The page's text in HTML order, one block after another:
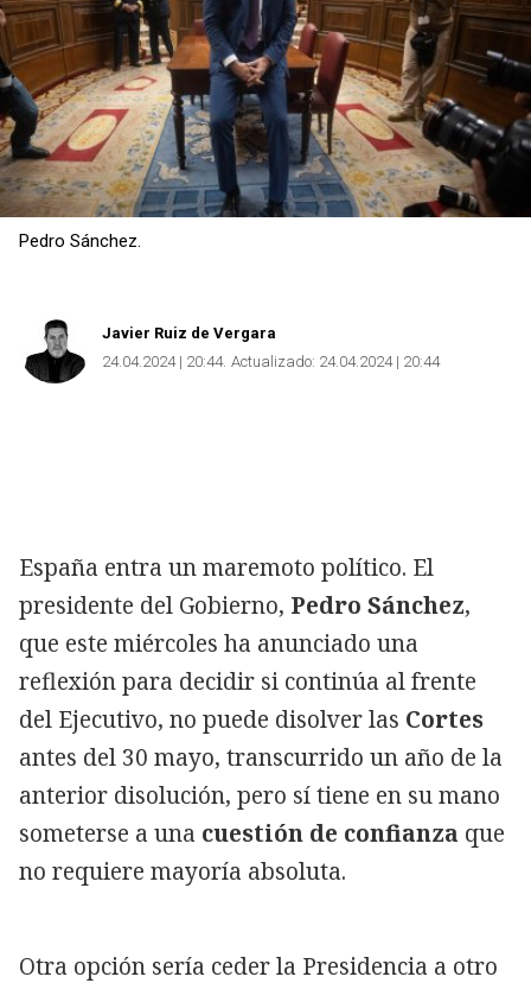
Pedro Sánchez.
Javier Ruiz de Vergara
24.04.2024 | 20:44 Actualizado: 24.04.2024 | 20:44
España entra un maremoto político. El
presidente del Gobierno, Pedro Sánchez,
que este miércoles ha anunciado una
reflexión para decidir si continúa al frente
del Ejecutivo, no puede disolver las Cortes
antes del 30 mayo, transcurrido un año de la
anterior disolución, pero sí tiene en su mano
someterse a una cuestión de confianza que
no requiere mayoría absoluta.
Otra opción sería ceder la Presidencia a otro